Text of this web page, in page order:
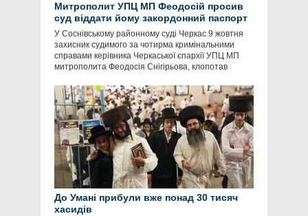
Митрополит УПЦ МП Феодосій просив
суд віддати йому закордонний паспорт
У Соснівському районному суді Черкас 9 жовтня
захисник судимого за чотирма кримінальними
справами керівника Черкаської єпархії УПЦ МП
митрополита Феодосія Снігірьова, клопотав
До Умані прибули вже понад 30 тисяч
хасидів